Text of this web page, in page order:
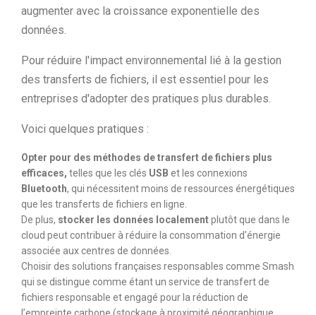
augmenter avec la croissance exponentielle des
données.
Pour réduire l'impact environnemental lié à la gestion
des transferts de fichiers, il est essentiel pour les
entreprises d'adopter des pratiques plus durables.
Voici quelques pratiques :
Opter pour des méthodes de transfert de fichiers plus
efficaces, telles que les clés USB et les connexions
Bluetooth, qui nécessitent moins de ressources énergétiques
que les transferts de fichiers en ligne.
De plus, stocker les données localementplutôt que dans le
cloud peut contribuer à réduire la consommation d'énergie
associée aux centres de données.
Choisir des solutions françaises responsables comme Smash
qui se distingue comme étant un service de transfert de
fichiers responsable et engagé pour la réduction de